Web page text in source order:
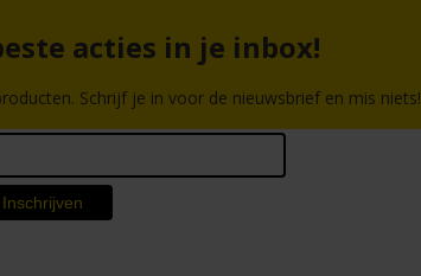
acties in je inbox!
Schrijf je in voor de nieuwsbrief en mis niets!